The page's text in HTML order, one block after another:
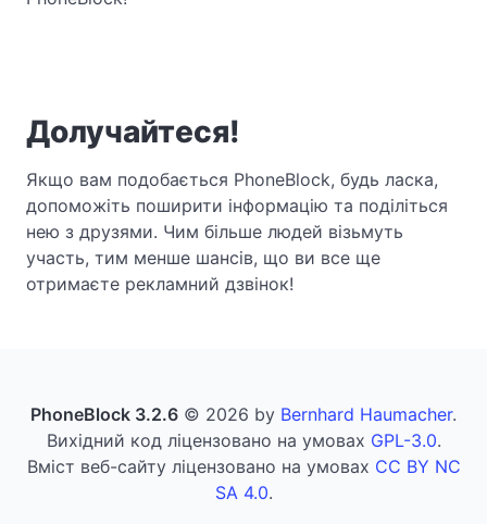
Долучайтеся!
Якщо вам подобається PhoneBlock, будь ласка,
допоможіть поширити інформацію та поділіться
нею з друзями. Чим більше людей візьмуть
участь, тим менше шансів, що ви все ще
отримаєте рекламний дзвінок!
PhoneBlock 3.2.6 © 2026 by Bernhard Haumacher.
Вихідний код ліцензовано на умовах GPL-3.0.
Вміст веб-сайту ліцензовано на умовах CC BY NC
SA 4.0.